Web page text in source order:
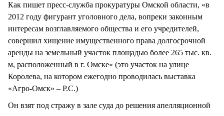
Как пишет пресс-служба прокуратуры Омской области, «в
2012 году фигурант уголовного дела, вопреки законным
интересам возглавляемого общества и его учредителей,
совершил хищение имущественного права долгосрочной
аренды на земельный участок площадью более 265 тыс. кв.
м, расположенный в г. Омске» (это участок на улице
Королева, на котором ежегодно проводилась выставка
«Агро-Омск» – Р.С.)
Он взят под стражу в зале суда до решения апелляционной